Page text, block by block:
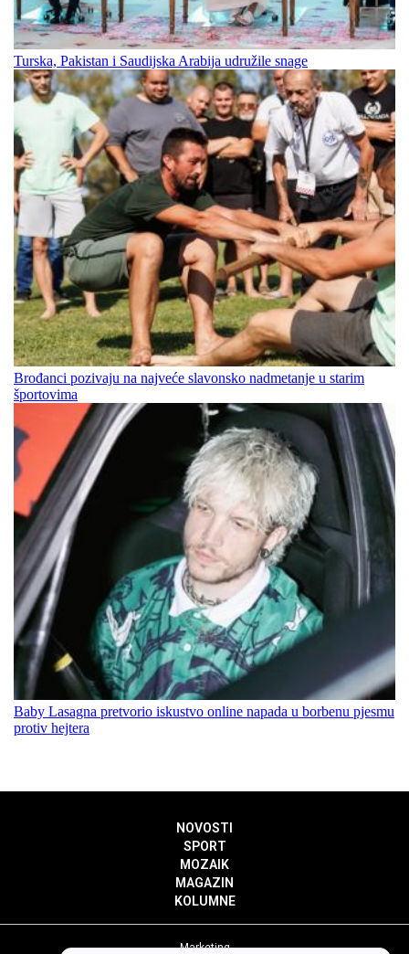
Turska, Pakistan i Saudijska Arabija udružile snage
Brođanci pozivaju na najveće slavonsko nadmetanje u starim
športovima
Baby Lasagna pretvorio iskustvo online napada u borbenu pjesmu
protiv hejtera
NOVOSTI
SPORT
MOZAIK
MAGAZIN
KOLUMNE
Marketing